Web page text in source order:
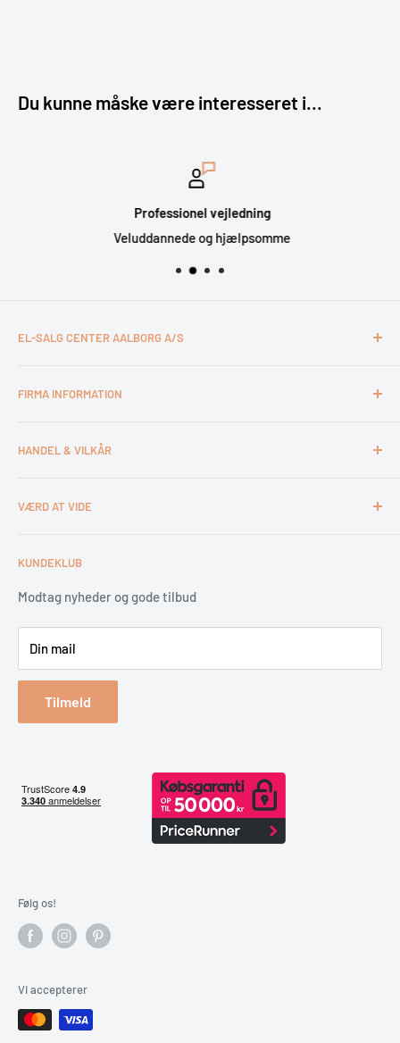
Du kunne måske være interesseret i...
Professionel vejledning
Veluddannede og hjælpsomme
EL-SALG CENTER AALBORG A/S
Otto Mønsteds Vej 6
Tlf. 98180011
FIRMA INFORMATION
Medarbejdere
Kundeklub
HANDEL & VILKÅR
Handelsbetingelser
Garantiservice
Erhverv & Byggeri
VÆRD AT VIDE
Montering
Betaling
Spar på energien
Reklamation & retur
Bestil returlabel
KUNDEKLUB
Modtag nyheder og gode tilbud
Din mail
Tilmeld
Følg os!
Vi accepterer